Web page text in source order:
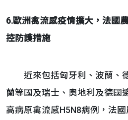
6.歐洲禽流感疫情擴大，法國
控防護措施
近來包括匈牙利、波蘭、
蘭等國及瑞士、奧地利及德國
高病原禽流感H5N8病例，法